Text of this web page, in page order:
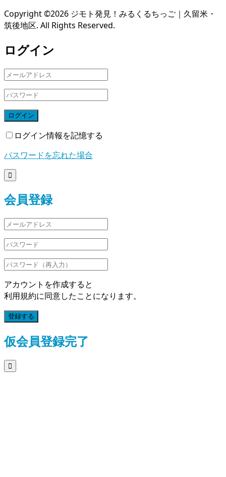
Copyright ©2026 ジモト発見！みるくるちっご｜久留米・
筑後地区. All Rights Reserved.
ログイン
ログイン
ログイン情報を記憶する
パスワードを忘れた場合

会員登録
アカウントを作成すると
利用規約に同意したことになります。
登録する
仮会員登録完了
